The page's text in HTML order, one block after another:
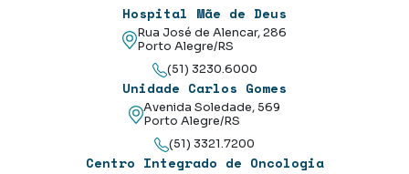
Hospital Mãe de Deus
Rua José de Alencar, 286
Porto Alegre/RS
(51) 3230.6000
Unidade Carlos Gomes
Avenida Soledade, 569
Porto Alegre/RS
(51) 3321.7200
Centro Integrado de Oncologia